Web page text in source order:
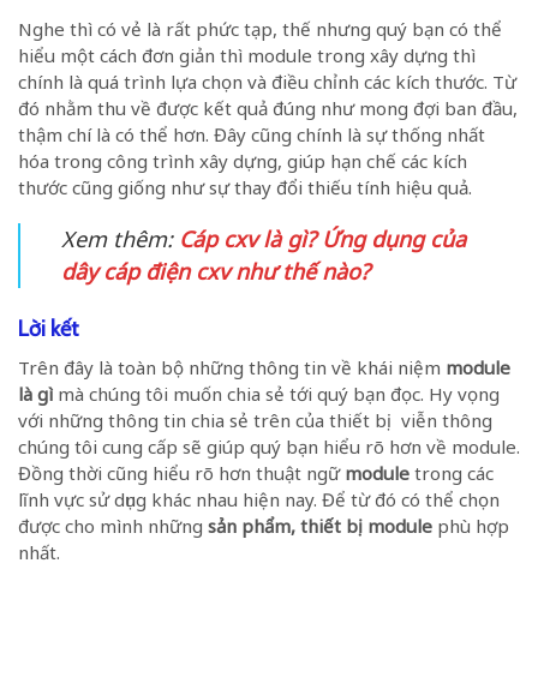
Nghe thì có vẻ là rất phức tạp, thế nhưng quý bạn có thể
hiểu một cách đơn giản thì module trong xây dựng thì
chính là quá trình lựa chọn và điều chỉnh các kích thước. Từ
đó nhằm thu về được kết quả đúng như mong đợi ban đầu,
thậm chí là có thể hơn. Đây cũng chính là sự thống nhất
hóa trong công trình xây dựng, giúp hạn chế các kích
thước cũng giống như sự thay đổi thiếu tính hiệu quả.
Xem thêm: Cáp cxv là gì? Ứng dụng của
dây cáp điện cxv như thế nào?
Lời kết
Trên đây là toàn bộ những thông tin về khái niệm module
là gì mà chúng tôi muốn chia sẻ tới quý bạn đọc. Hy vọng
với những thông tin chia sẻ trên của thiết bị viễn thông
chúng tôi cung cấp sẽ giúp quý bạn hiểu rõ hơn về module.
Đồng thời cũng hiểu rõ hơn thuật ngữmodule trong các
lĩnh vực sử dụng khác nhau hiện nay. Để từ đó có thể chọn
được cho mình những sản phẩm, thiết bị module phù hợp
nhất.